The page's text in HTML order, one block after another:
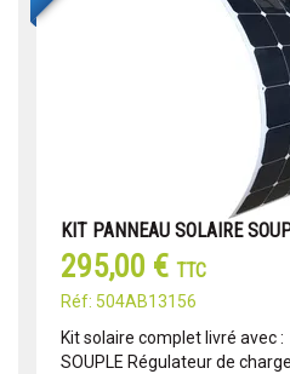
KIT PANNEAU SOLAIRE
295,00 € TTC
Réf: 504AB13156
Kit solaire complet livré avec
SOUPLE Régulateur de